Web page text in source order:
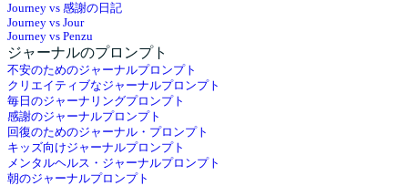
Journey vs 感謝の日記
Journey vs Jour
Journey vs Penzu
ジャーナルのプロンプト
不安のためのジャーナルプロンプト
クリエイティブなジャーナルプロンプト
毎日のジャーナリングプロンプト
感謝のジャーナルプロンプト
回復のためのジャーナル・プロンプト
キッズ向けジャーナルプロンプト
メンタルヘルス・ジャーナルプロンプト
朝のジャーナルプロンプト